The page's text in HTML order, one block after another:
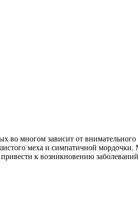
во многом зависит от
меха и симпатичной
к возникновению